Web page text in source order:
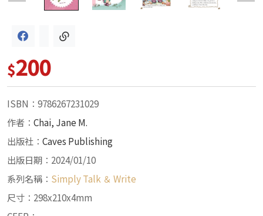
$200
ISBN：9786267231029
作者： Chai, Jane M.
出版社： Caves Publishing
出版日期：2024/01/10
系列名稱： Simply Talk ＆ Write
尺寸：298x210x4mm